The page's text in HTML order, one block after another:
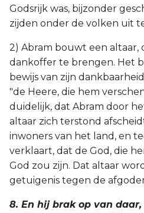
Godsrijk was, bijzonder
zijden onder de volken uit
2) Abram bouwt een altaar,
dankoffer te brengen. Het
bewijs van zijn
"de Heere, die hem
duidelijk, dat Abram door
altaar zich terstond
inwoners van het land, en
verklaart, dat de God, die
God zou zijn. Dat altaar
getuigenis tegen de
8. En hij brak op van